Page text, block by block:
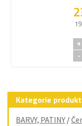
+
-
Kategorie
BARVY, PATINY /